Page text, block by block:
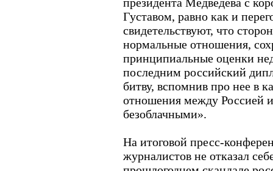
Густавом, равно как и
свидетельствуют, что
нормальные отношения,
принципиальные оценки
последним российский
битву, вспомнив про нее в
отношения между Россией
безоблачными».
На итоговой пресс-
журналистов не отказал